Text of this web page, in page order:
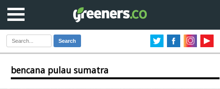
Search
bencana pulau sumatra